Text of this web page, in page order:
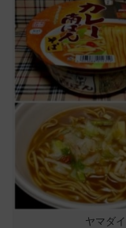
ヤマダイ